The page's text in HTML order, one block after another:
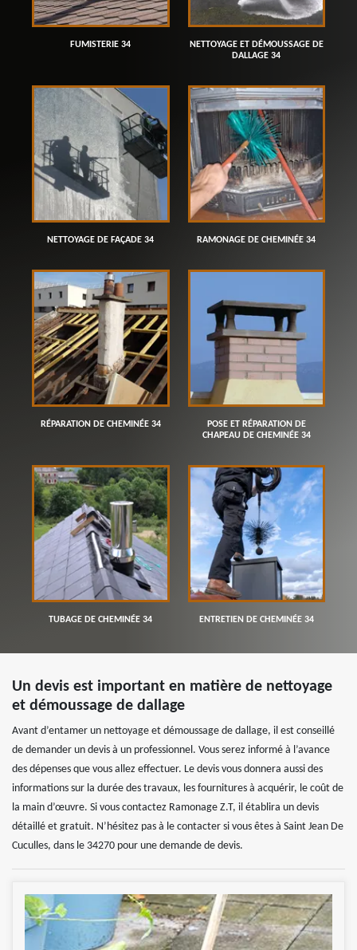
FUMISTERIE 34
NETTOYAGE ET DÉMOUSSAGE DE
DALLAGE 34
NETTOYAGE DE FAÇADE 34 RAMONAGE DE CHEMINÉE 34
RÉPARATION DE CHEMINÉE 34
POSE ET RÉPARATION DE
CHAPEAU DE CHEMINÉE 34
TUBAGE DE CHEMINÉE 34 ENTRETIEN DE CHEMINÉE 34
Un devis est important en matière de nettoyage
et démoussage de dallage
Avant d’entamer un nettoyage et démoussage de dallage, il est conseillé
de demander un devis à un professionnel. Vous serez informé à l’avance
des dépenses que vous allez effectuer. Le devis vous donnera aussi des
informations sur la durée des travaux, les fournitures à acquérir, le coût de
la main d’œuvre. Si vous contactez Ramonage Z.T, il établira un devis
détaillé et gratuit. N’hésitez pas à le contacter si vous êtes à Saint Jean De
Cuculles, dans le 34270 pour une demande de devis.